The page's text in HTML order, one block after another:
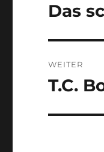
Vorheriger
Das
WEITER
Nächster
T.C.